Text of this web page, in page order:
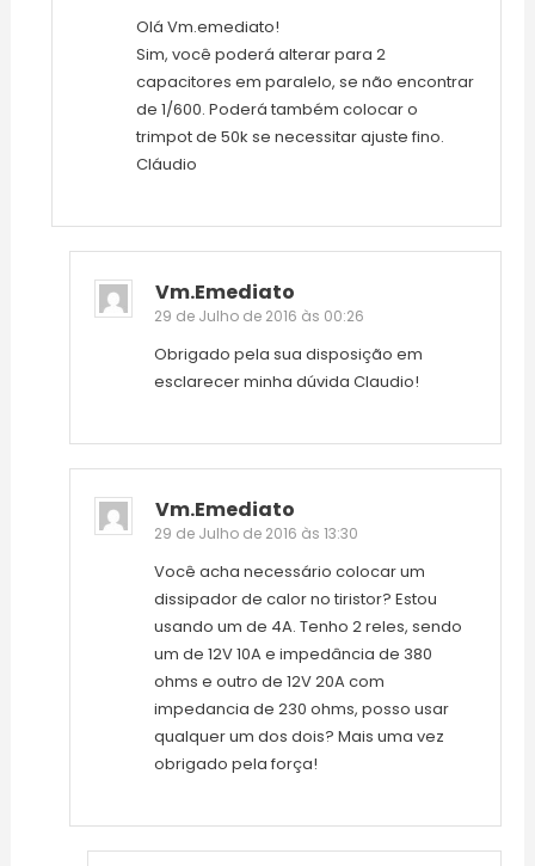
Olá Vm.emediato!
Sim, você poderá alterar para 2
capacitores em paralelo, se não encontrar
de 1/600. Poderá também colocar o
trimpot de 50k se necessitar ajuste fino.
Cláudio
Vm.emediato
29 de Julho de 2016 às 00:26
Obrigado pela sua disposição em
esclarecer minha dúvida Claudio!
Vm.emediato
29 de Julho de 2016 às 13:30
Você acha necessário colocar um
dissipador de calor no tiristor? Estou
usando um de 4A. Tenho 2 reles, sendo
um de 12V 10A e impedância de 380
ohms e outro de 12V 20A com
impedancia de 230 ohms, posso usar
qualquer um dos dois? Mais uma vez
obrigado pela força!